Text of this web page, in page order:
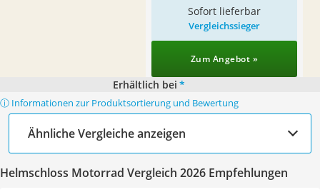
Sofort lieferbar
Vergleichssieger
Zum Angebot »
Erhältlich bei *
ⓘ Informationen zur Produktsortierung und Bewertung
Ähnliche Vergleiche anzeigen
Helmschloss Motorrad Vergleich 2026 Empfehlungen